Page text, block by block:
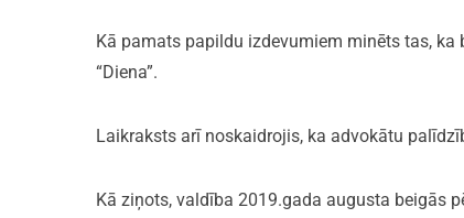
Kā pamats papildu izdevumiem minēts tas,
“Diena”.
Laikraksts arī noskaidrojis, ka advokātu
Kā ziņots, valdība 2019.gada augusta beigās